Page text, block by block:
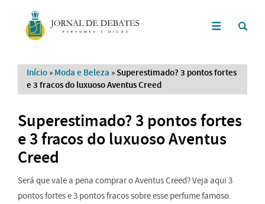
Início » Moda e Beleza » Superestimado? 3 pontos fortes
e 3 fracos do luxuoso Aventus Creed
Superestimado? 3 pontos fortes
e 3 fracos do luxuoso Aventus
Creed
Será que vale a pena comprar o Aventus Creed? Veja aqui 3
pontos fortes e 3 pontos fracos sobre esse perfume famoso.